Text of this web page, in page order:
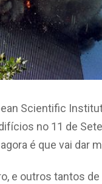
Scientific
no 11 de
é que vai dar
e outros tantos